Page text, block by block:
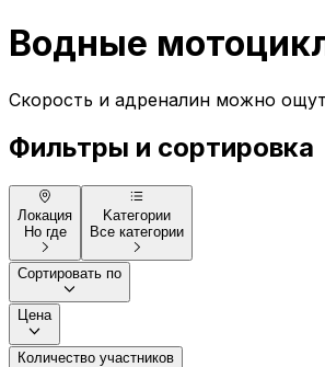
Водные
Скорость и адреналин можно
Фильтры и сортировка
Локация
Но где
Kатегории
Все категории
Сортировать по
Цена
Количество участников